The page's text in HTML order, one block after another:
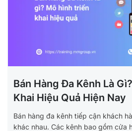
Bán Hàng Đa Kênh Là
Khai Hiệu Quả Hiện Nay
Bán hàng đa kênh tiếp cận khách
khác nhau. Các kênh bao gồm cửa